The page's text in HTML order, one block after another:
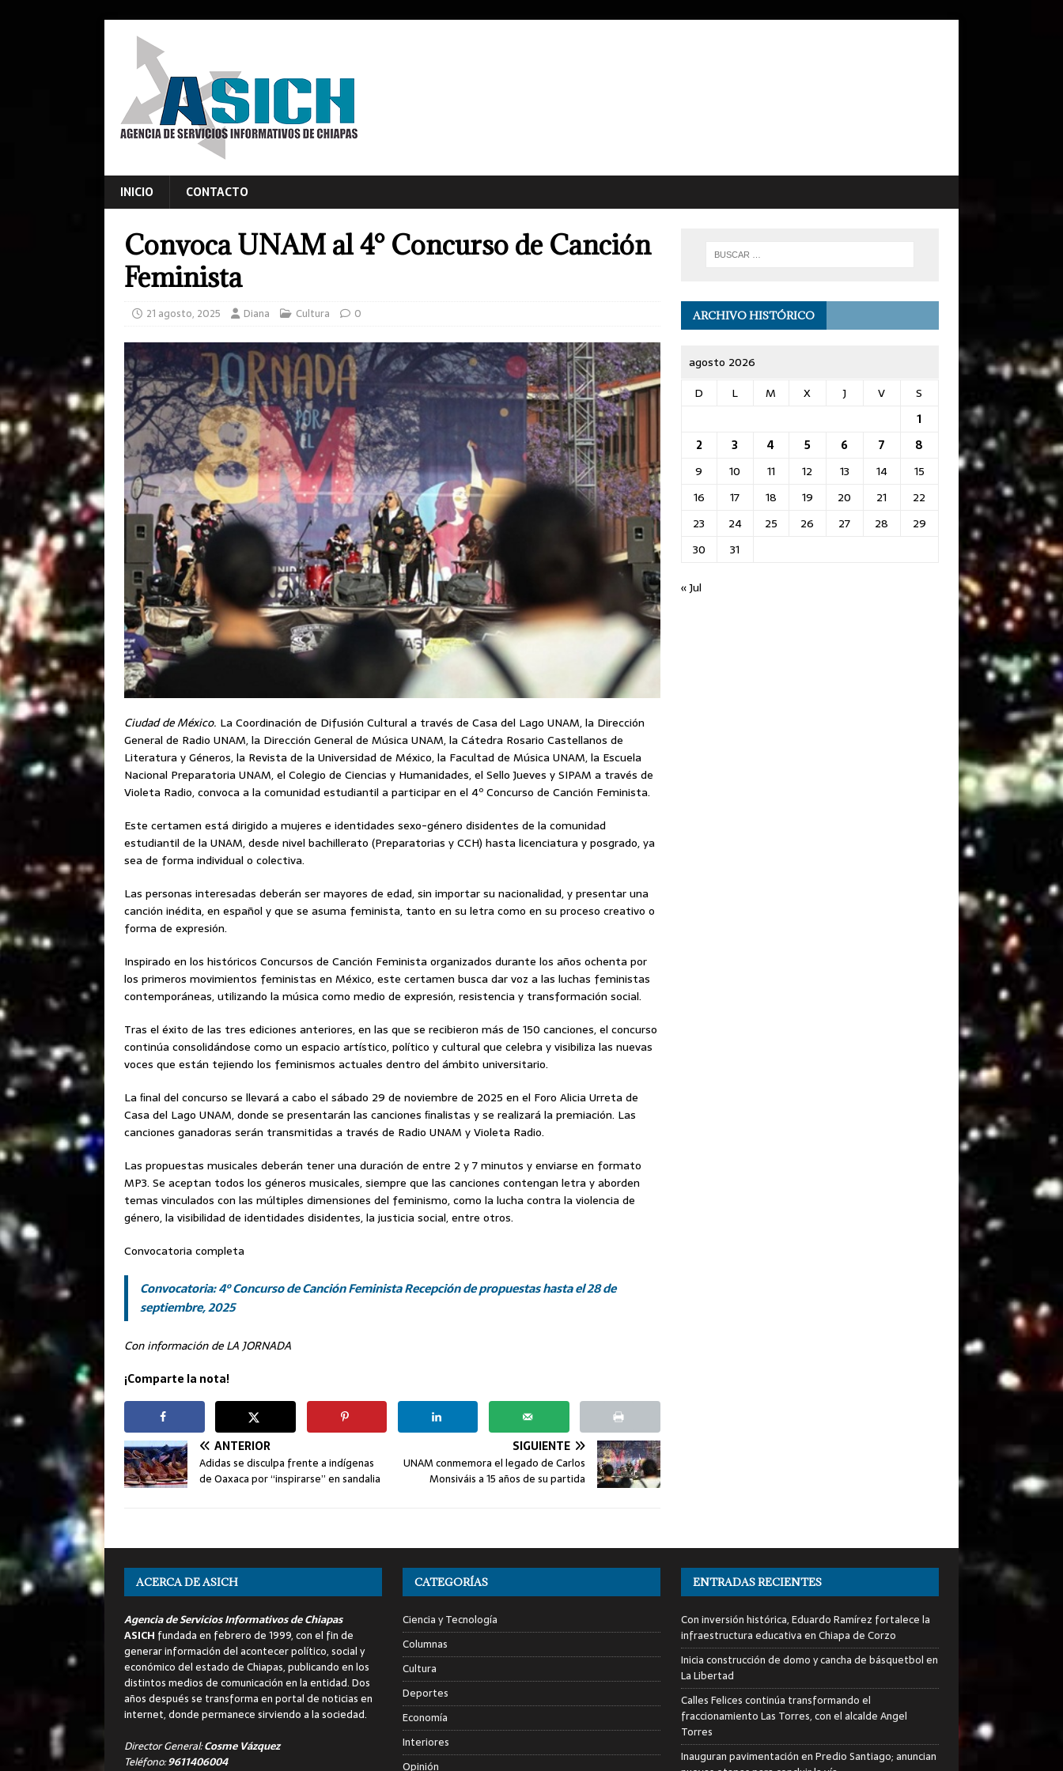
INICIO CONTACTO
Convoca UNAM al 4° Concurso de Canción
Feminista
21 agosto, 2025 Diana Cultura 0
Ciudad de México. La Coordinación de Difusión Cultural a través de Casa del Lago UNAM, la Dirección
General de Radio UNAM, la Dirección General de Música UNAM, la Cátedra Rosario Castellanos de
Literatura y Géneros, la Revista de la Universidad de México, la Facultad de Música UNAM, la Escuela
Nacional Preparatoria UNAM, el Colegio de Ciencias y Humanidades, el Sello Jueves y SIPAM a través de
Violeta Radio, convoca a la comunidad estudiantil a participar en el 4º Concurso de Canción Feminista.
Este certamen está dirigido a mujeres e identidades sexo-género disidentes de la comunidad
estudiantil de la UNAM, desde nivel bachillerato (Preparatorias y CCH) hasta licenciatura y posgrado, ya
sea de forma individual o colectiva.
Las personas interesadas deberán ser mayores de edad, sin importar su nacionalidad, y presentar una
canción inédita, en español y que se asuma feminista, tanto en su letra como en su proceso creativo o
forma de expresión.
Inspirado en los históricos Concursos de Canción Feminista organizados durante los años ochenta por
los primeros movimientos feministas en México, este certamen busca dar voz a las luchas feministas
contemporáneas, utilizando la música como medio de expresión, resistencia y transformación social.
Tras el éxito de las tres ediciones anteriores, en las que se recibieron más de 150 canciones, el concurso
continúa consolidándose como un espacio artístico, político y cultural que celebra y visibiliza las nuevas
voces que están tejiendo los feminismos actuales dentro del ámbito universitario.
La ﬁnal del concurso se llevará a cabo el sábado 29 de noviembre de 2025 en el Foro Alicia Urreta de
Casa del Lago UNAM, donde se presentarán las canciones ﬁnalistas y se realizará la premiación. Las
canciones ganadoras serán transmitidas a través de Radio UNAM y Violeta Radio.
Las propuestas musicales deberán tener una duración de entre 2 y 7 minutos y enviarse en formato
MP3. Se aceptan todos los géneros musicales, siempre que las canciones contengan letra y aborden
temas vinculados con las múltiples dimensiones del feminismo, como la lucha contra la violencia de
género, la visibilidad de identidades disidentes, la justicia social, entre otros.
Convocatoria completa
Convocatoria: 4º Concurso de Canción Feminista Recepción de propuestas hasta el 28 de
septiembre, 2025
Con información de LA JORNADA
¡Comparte la nota!
ANTERIOR
Adidas se disculpa frente a indígenas
de Oaxaca por “inspirarse” en sandalia
SIGUIENTE
UNAM conmemora el legado de Carlos
Monsiváis a 15 años de su partida
ARCHIVO HISTÓRICO
agosto 2026
D
L M X J V
S
1
2
3 4 5 6 7
8
9
10 11 12 13 14
15
16
17 18 19 20 21
22
23
24 25 26 27 28
29
30
31
« Jul
ACERCA DE ASICH
Agencia de Servicios Informativos de Chiapas
ASICH fundada en febrero de 1999, con el fin de
generar información del acontecer político, social y
económico del estado de Chiapas, publicando en los
distintos medios de comunicación en la entidad. Dos
años después se transforma en portal de noticias en
internet, donde permanece sirviendo a la sociedad.
Director General:Cosme Vázquez
Teléfono:9611406004
CATEGORÍAS
Ciencia y Tecnología
Columnas
Cultura
Deportes
Economía
Interiores
Opinión
ENTRADAS RECIENTES
Con inversión histórica, Eduardo Ramírez fortalece la
infraestructura educativa en Chiapa de Corzo
Inicia construcción de domo y cancha de básquetbol en
La Libertad
Calles Felices continúa transformando el
fraccionamiento Las Torres, con el alcalde Angel
Torres
Inauguran pavimentación en Predio Santiago; anuncian